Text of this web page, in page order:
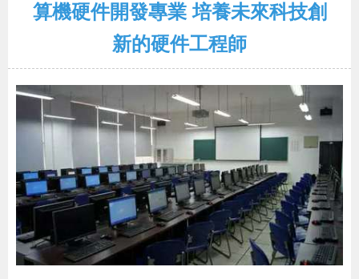
算機硬件開發專業 培養未來科技創
新的硬件工程師